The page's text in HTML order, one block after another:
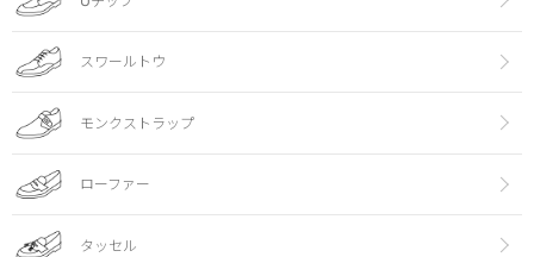
スワールトウ
モンクストラップ
ローファー
タッセル